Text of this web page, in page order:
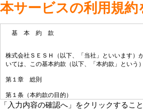
本サービスの利用規
基 本 約 款
株式会社ＳＥＳＨ（以下、「当社」といいます）
いては、この基本約款（以下、「本約款」とい
第１章 総則
第１条（本約款の目的）
本約款は、本サービスの内容及びその申込方法等
「入力内容の確認へ」をクリックするこ